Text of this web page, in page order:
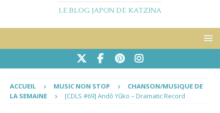
LE BLOG JAPON DE KATZINA
ACCUEIL MUSIC NON STOP
CHANSON/MUSIQUE DE
LA SEMAINE
[CDLS #69] Andô Yûko – Dramatic Record